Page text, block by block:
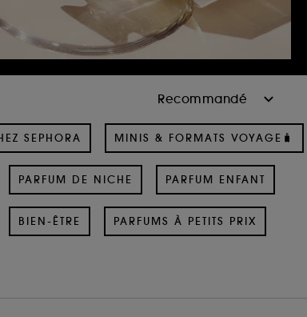
SEPHORA MINIS & FORMATS VOYAGE🧳
PARFUM DE NICHE PARFUM ENFANT
BIEN-ÊTRE PARFUMS À PETITS PRIX